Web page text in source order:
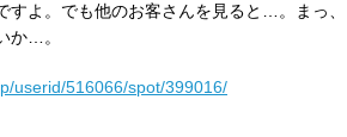
すよ。でも他のお客さんを見ると…。まっ、
か…。
userid/516066/spot/399016/